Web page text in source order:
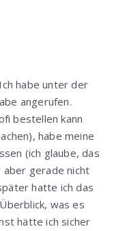
habe unter der
angerufen.
bestellen kann
habe meine
(ich glaube, das
gerade nicht
hatte ich das
was es
hätte ich sicher